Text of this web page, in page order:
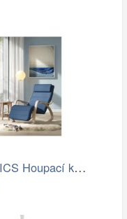
SONGMICS Houpací křeslo polstrované…